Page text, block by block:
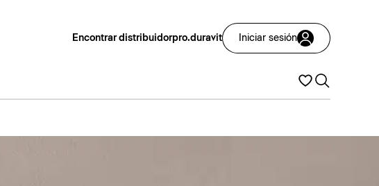
Encontrar distribuidorpro.duravit Iniciar sesión